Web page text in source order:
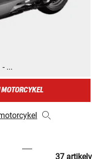
...
37